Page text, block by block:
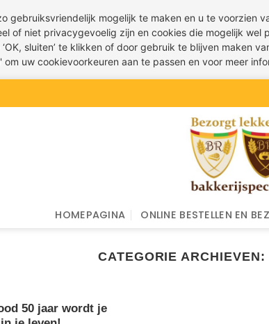
HOMEPAGINA ONLINE BESTELLEN EN
CATEGORIE ARCHIEVEN:
50 jaar wordt je
gebruiksvriendelijk mogelijk te maken en u te voorzien
of niet privacygevoelig zijn en cookies die mogelijk
sluiten’ te klikken of door gebruik te blijven maken
uw cookievoorkeuren aan te passen en voor meer